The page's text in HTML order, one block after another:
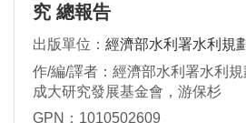
究 總報告
出版單位： 經濟部水利署水利規
作/編/譯者：經濟部水利署水利
成大研究發展基金會，游保杉
GPN：1010502609